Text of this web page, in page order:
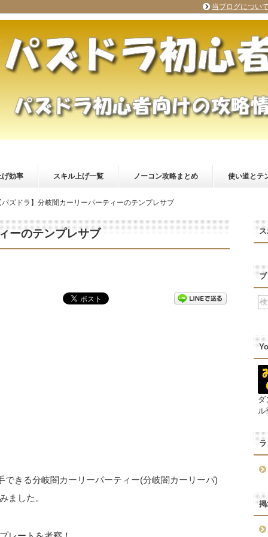
げ効率 スキル上げ一覧 ノーコン攻略まとめ 使い道とテ
パズドラ】分岐闇カーリーパーティーのテンプレサブ
ーのテンプレサブ
きる分岐闇カーリーパーティー(分岐闇カーリーパ)
ました。
ダ
ル
当ブログについて